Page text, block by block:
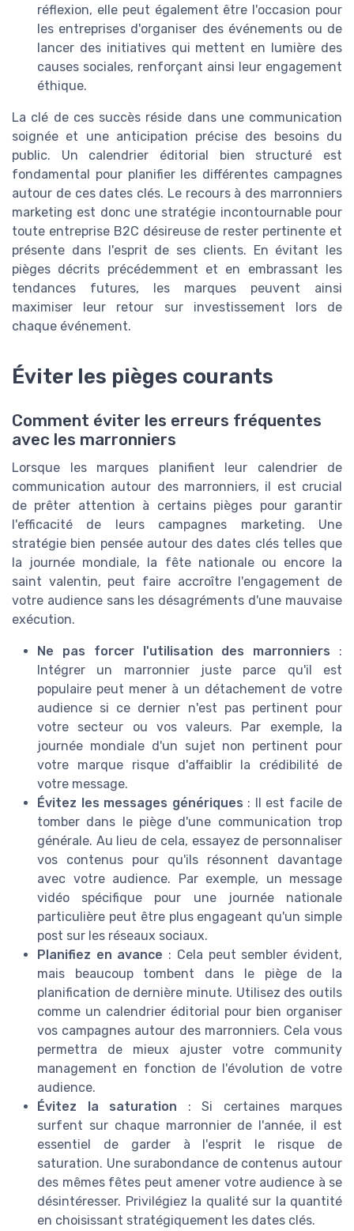
réflexion, elle peut également être l'occasion pour
les entreprises d'organiser des événements ou de
lancer des initiatives qui mettent en lumière des
causes sociales, renforçant ainsi leur engagement
éthique.
La clé de ces succès réside dans une communication
soignée et une anticipation précise des besoins du
public. Un calendrier éditorial bien structuré est
fondamental pour planifier les différentes campagnes
autour de ces dates clés. Le recours à des marronniers
marketing est donc une stratégie incontournable pour
toute entreprise B2C désireuse de rester pertinente et
présente dans l'esprit de ses clients. En évitant les
pièges décrits précédemment et en embrassant les
tendances futures, les marques peuvent ainsi
maximiser leur retour sur investissement lors de
chaque événement.
Éviter les pièges courants
Comment éviter les erreurs fréquentes
avec les marronniers
Lorsque les marques planifient leur calendrier de
communication autour des marronniers, il est crucial
de prêter attention à certains pièges pour garantir
l'efficacité de leurs campagnes marketing. Une
stratégie bien pensée autour des dates clés telles que
la journée mondiale, la fête nationale ou encore la
saint valentin, peut faire accroître l'engagement de
votre audience sans les désagréments d'une mauvaise
exécution.
Ne pas forcer l'utilisation des marronniers :
Intégrer un marronnier juste parce qu'il est
populaire peut mener à un détachement de votre
audience si ce dernier n'est pas pertinent pour
votre secteur ou vos valeurs. Par exemple, la
journée mondiale d'un sujet non pertinent pour
votre marque risque d'affaiblir la crédibilité de
votre message.
Évitez les messages génériques : Il est facile de
tomber dans le piège d'une communication trop
générale. Au lieu de cela, essayez de personnaliser
vos contenus pour qu'ils résonnent davantage
avec votre audience. Par exemple, un message
vidéo spécifique pour une journée nationale
particulière peut être plus engageant qu'un simple
post sur les réseaux sociaux.
Planifiez en avance : Cela peut sembler évident,
mais beaucoup tombent dans le piège de la
planification de dernière minute. Utilisez des outils
comme un calendrier éditorial pour bien organiser
vos campagnes autour des marronniers. Cela vous
permettra de mieux ajuster votre community
management en fonction de l'évolution de votre
audience.
Évitez la saturation : Si certaines marques
surfent sur chaque marronnier de l'année, il est
essentiel de garder à l'esprit le risque de
saturation. Une surabondance de contenus autour
des mêmes fêtes peut amener votre audience à se
désintéresser. Privilégiez la qualité sur la quantité
en choisissant stratégiquement les dates clés.